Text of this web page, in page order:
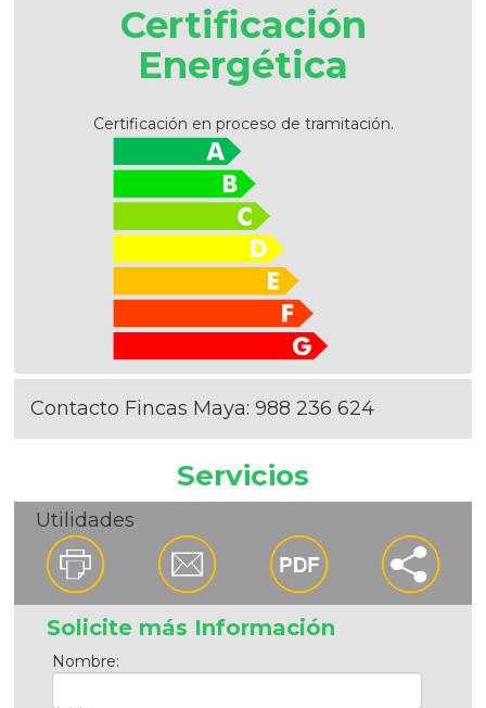
Certificación
Energética
Certificación en proceso de tramitación.
Contacto Fincas Maya:988 236 624
Servicios
Utilidades
Solicite más Información
Nombre: